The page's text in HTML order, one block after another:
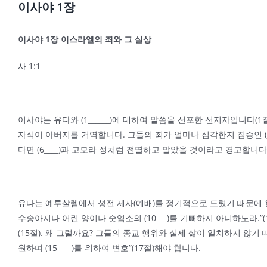
이사야 1장
이사야 1장 이스라엘의 죄와 그 실상
사 1:1
이사야는 유다와 (1______)에 대하여 말씀을 선포한 선지자입니다
자식이 아버지를 거역합니다. 그들의 죄가 얼마나 심각한지 짐승인
다면 (6____)과 고모라 성처럼 전멸하고 말았을 것이라고 경고합니
유다는 예루살렘에서 성전 제사(예배)를 정기적으로 드렸기 때문에
수송아지나 어린 양이나 숫염소의 (10___)를 기뻐하지 아니하노라
(15절). 왜 그럴까요? 그들의 종교 행위와 실제 삶이 일치하지 않기
원하며 (15____)를 위하여 변호”(17절)해야 합니다.